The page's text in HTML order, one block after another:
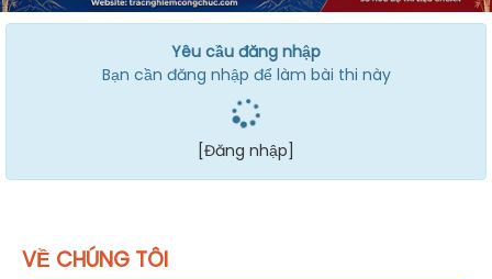
Yêu cầu đăng nhập
Bạn cần đăng nhập để làm bài thi này
[Đăng nhập]
VỀ CHÚNG TÔI